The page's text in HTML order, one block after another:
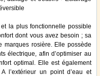
la plus fonctionnelle possible
dont vous avez besoin ; sa
marques rosière. Elle possède
électrique, afin d’optimiser au
optimal. Elle est également
l’extérieur un point d’eau et